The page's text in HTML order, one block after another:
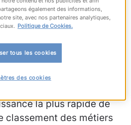
montent,
d’emplois aux
années à venir
la plus rapide de
classement des métiers
également des informations,
site, avec nos partenaires analytiques,
Politique de Cookies.
tous les cookies
des cookies